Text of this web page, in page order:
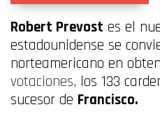
Robert Prevost es el
estadounidense se
norteamericano en
votaciones, los 133
sucesor de Francisco.